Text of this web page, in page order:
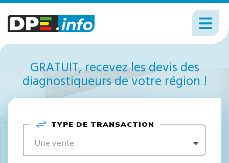
GRATUIT, recevez les devis des
diagnostiqueurs de votre région !
TYPE DE TRANSACTION
Une vente